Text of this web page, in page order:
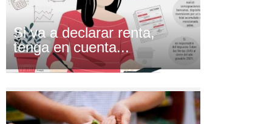
Si va a declarar renta,
tenga en cuenta...